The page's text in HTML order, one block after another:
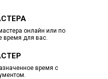
онлайн или по
время для вас.
время с